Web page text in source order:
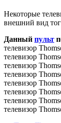
Некоторые
внешний вид
Данный пульт
телевизор
телевизор
телевизор
телевизор
телевизор
телевизор
телевизор
телевизор